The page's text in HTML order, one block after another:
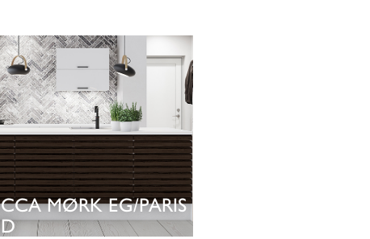
SE KØKKEN
MØRK EG/PARIS